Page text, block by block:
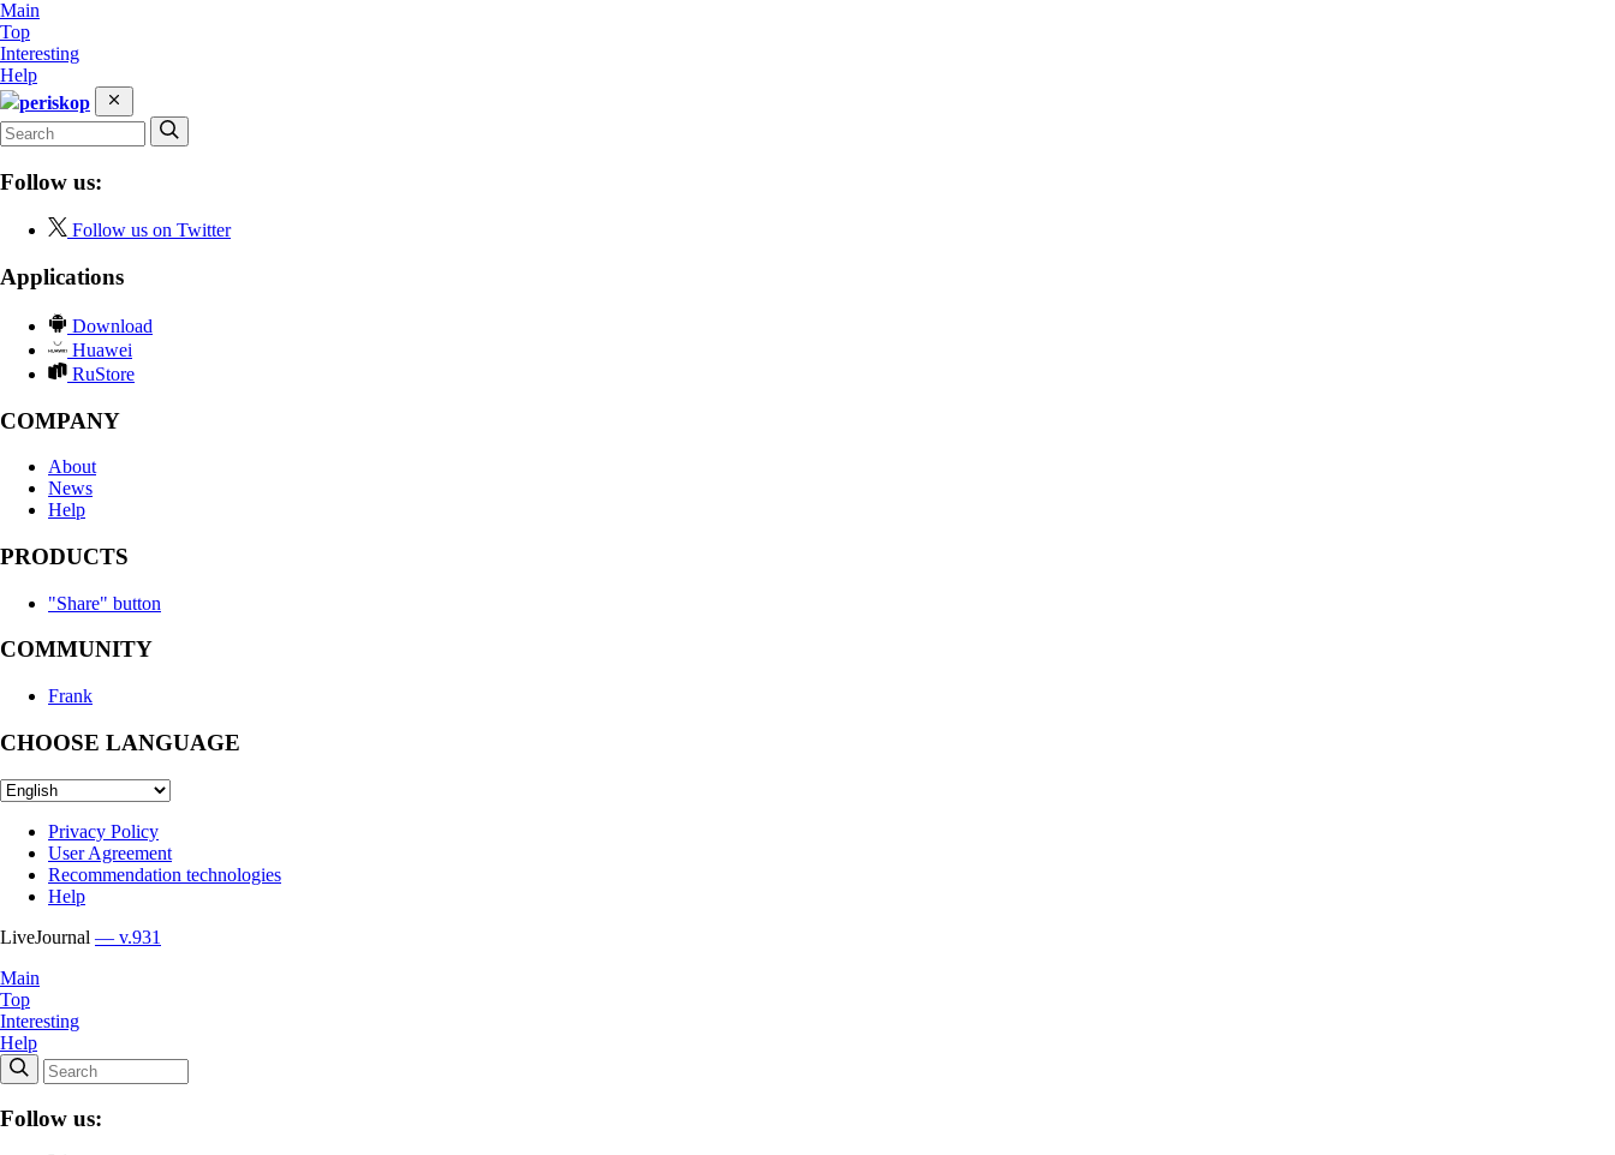
Main
Top
Interesting
Help
periskop
Follow us:
Follow us on Twitter
Applications
Download
Huawei
RuStore
COMPANY
About
News
Help
PRODUCTS
"Share" button
COMMUNITY
Frank
CHOOSE LANGUAGE
Privacy Policy
User Agreement
Recommendation technologies
Help
LiveJournal — v.931
Main
Top
Interesting
Help
Follow us: